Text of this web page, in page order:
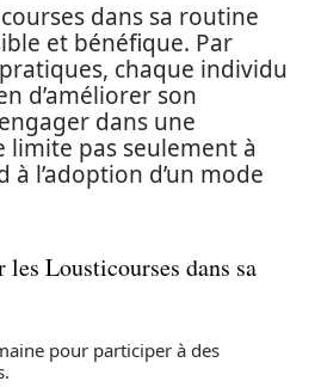
dans sa routine
et bénéfique. Par
chaque individu
d’améliorer son
dans une
limite pas seulement à
à l’adoption d’un mode
Lousticourses dans sa
pour participer à des